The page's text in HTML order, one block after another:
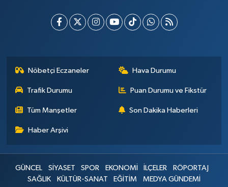
Nöbetçi Eczaneler Hava Durumu
Trafik Durumu Puan Durumu ve Fikstür
Tüm Manşetler Son Dakika Haberleri
Haber Arşivi
GÜNCEL SİYASET SPOR EKONOMİ İLÇELER
RÖPORTAJ
SAĞLIK
KÜLTÜR-SANAT EĞİTİM MEDYA GÜNDEMİ